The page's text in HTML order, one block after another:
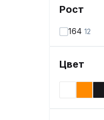
Рост
164 12
Цвет